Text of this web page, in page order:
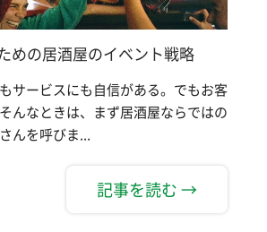
めの居酒屋のイベント戦略
サービスにも自信がある。でもお客
んなときは、まず居酒屋ならではの
んを呼びま...
記事を読む →